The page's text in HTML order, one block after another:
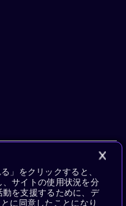
」をクリックすると、
サイトの使用状況を分
を支援するために、デ
に同意したことになり